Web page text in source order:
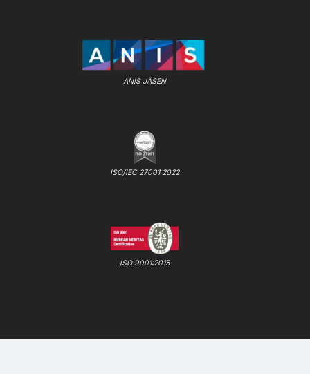
ANIS JÄSEN
ISO/IEC 27001:2022
ISO 9001:2015